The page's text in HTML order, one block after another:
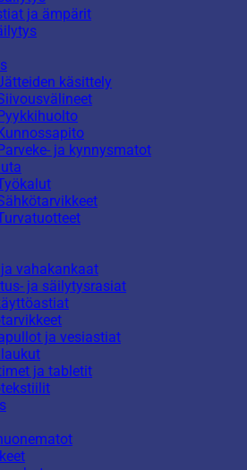
ja ämpärit
käsittely
ja kynnysmatot
vahakankaat
ja säilytysrasiat
ja vesiastiat
ja tabletit